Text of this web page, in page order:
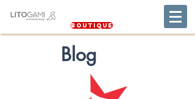
Boutique
Blog